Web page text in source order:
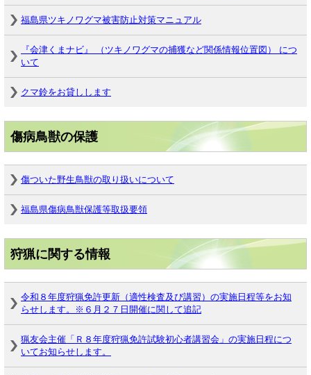
福島県ツキノワグマ被害防止対策マニュアル
『会津くまナビ』 （ツキノワグマの捕獲など関係情報位置図） につ
いて
クマ鈴をお貸しします
傷病鳥獣の保護
傷ついた野生鳥獣の取り扱いについて
福島県傷病鳥獣保護等取扱要領
狩猟に関する情報
令和８年度狩猟免許更新（適性検査及び講習）の実施日程等をお知
らせします。※６月２７日開催に関して追記
猟友会主催「Ｒ８年度狩猟免許試験初心者講習会」の実施日程につ
いてお知らせします。